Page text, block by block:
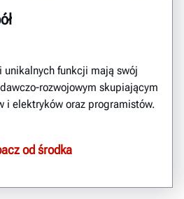
unikalnych funkcji mają swój
rozwojowym skupiającym
i elektryków oraz programistów.
od środka